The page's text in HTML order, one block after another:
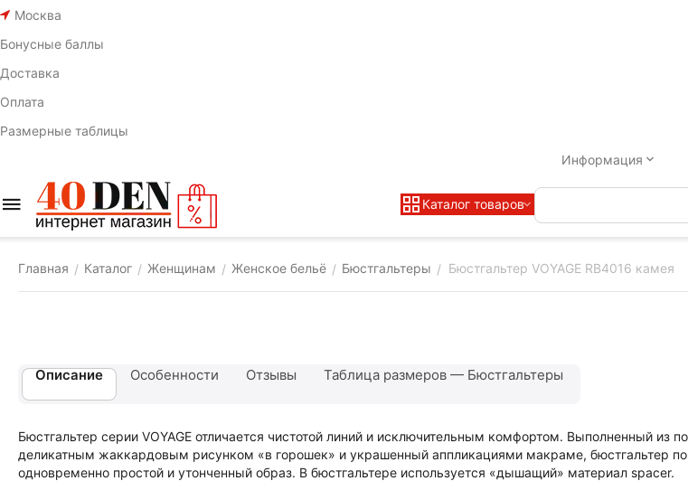
Москва
Бонусные баллы
Доставка
Оплата
Размерные таблицы
Информация
Каталог товаров
Главная / Каталог / Женщинам / Женское бельё / Бюстгальтеры / Бюстгальтер VOYAGE RB4016 камея
Описание Особенности Отзывы Таблица размеров — Бюстгальтеры
Бюстгальтер серии VOYAGE отличается чистотой линий и исключительным комфортом. Выполненный из
деликатным жаккардовым рисунком «в горошек» и украшенный аппликациями макраме, бюстгальтер
одновременно простой и утонченный образ. В бюстгальтере используется «дышащий» материал spacer.